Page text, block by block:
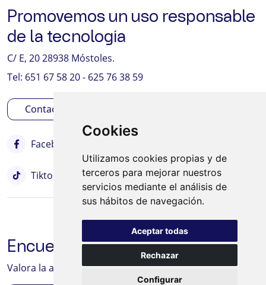
Cookies
Utilizamos cookies propias y de
terceros para mejorar nuestros
servicios mediante el análisis de
sus hábitos de navegación.
Aceptar todas
Rechazar
Configurar
Promovemos un uso responsable
de la tecnología
C/ E, 20 28938 Móstoles.
Tel: 651 67 58 20 - 625 76 38 59
Contactar
Facebook
Tiktok Bluesky
Encuesta de satisfacción
Valora la actividad desarrollada en tu centro/aula